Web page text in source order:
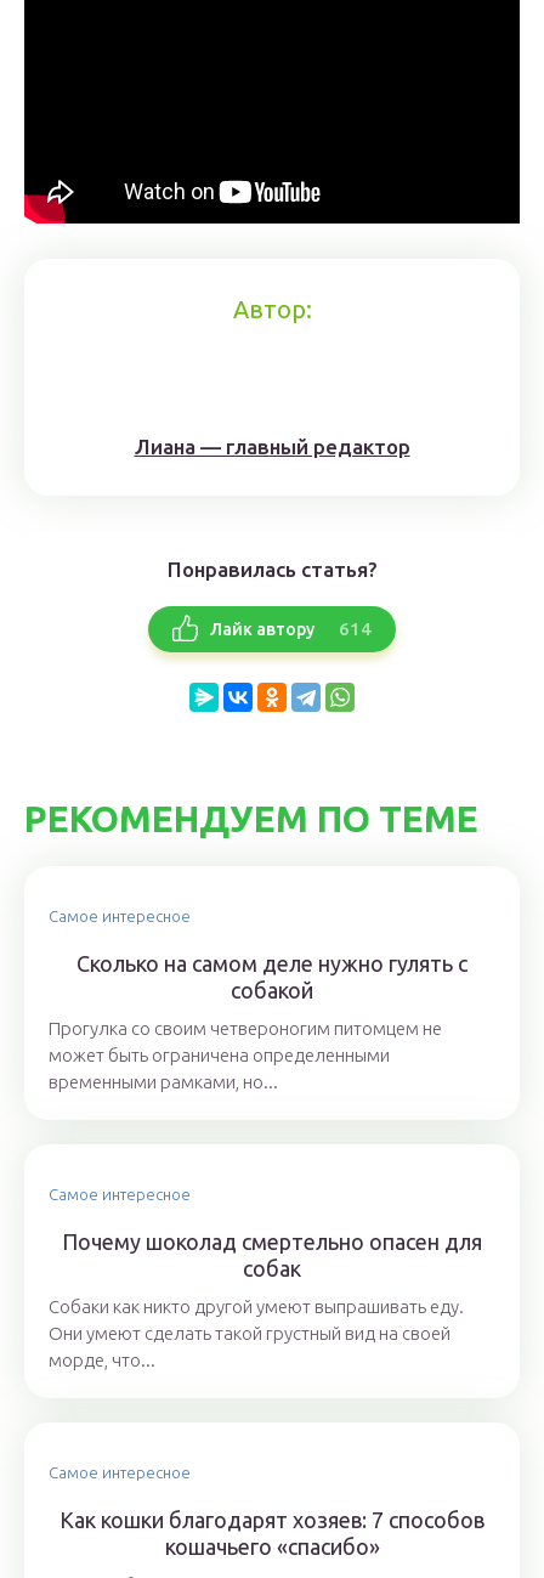
Автор:
Лиана — главный редактор
Понравилась статья?
Лайк автору 614
РЕКОМЕНДУЕМ ПО ТЕМЕ
Самое интересное
Сколько на самом деле нужно гулять с
собакой
Прогулка со своим четвероногим питомцем не
может быть ограничена определенными
временными рамками, но...
Самое интересное
Почему шоколад смертельно опасен для
собак
Собаки как никто другой умеют выпрашивать еду.
Они умеют сделать такой грустный вид на своей
морде, что...
Самое интересное
Как кошки благодарят хозяев: 7 способов
кошачьего «спасибо»